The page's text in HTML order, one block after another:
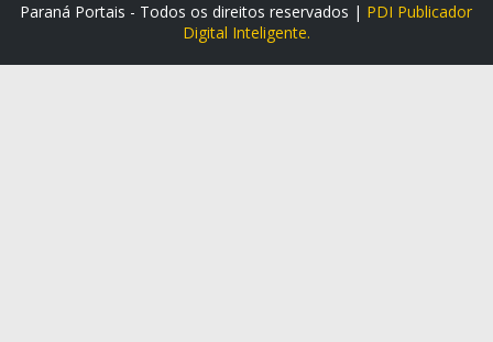
Paraná Portais - Todos os direitos reservados | PDI Publicador
Digital Inteligente.